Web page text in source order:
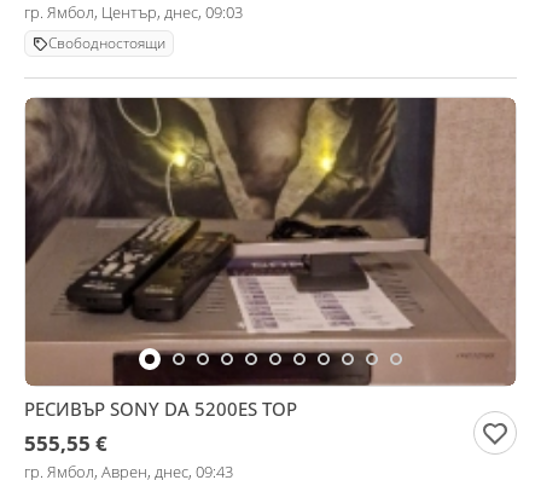
гр. Ямбол, Център, днес, 09:03
Свободностоящи
РЕСИВЪР SONY DA 5200ES TOP
555,55 €
гр. Ямбол, Аврен, днес, 09:43